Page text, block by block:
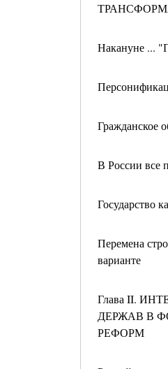
Накануне ...
Гражданское
В России все
Государство
Перемена
варианте
Глава II.
ДЕРЖАВ В
РЕФОРМ